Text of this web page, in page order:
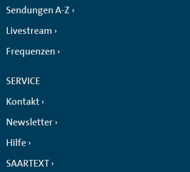
Sendungen A-Z
Livestream
Frequenzen
SERVICE
Kontakt
Newsletter
Hilfe
SAARTEXT